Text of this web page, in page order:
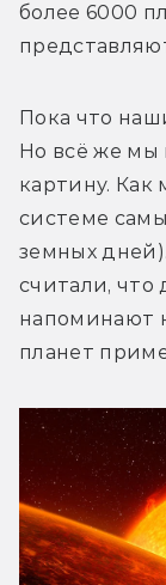
более 6000
Пока что
Но всё же мы
картину. Как
системе
земных
считали, что
напоминают
планет